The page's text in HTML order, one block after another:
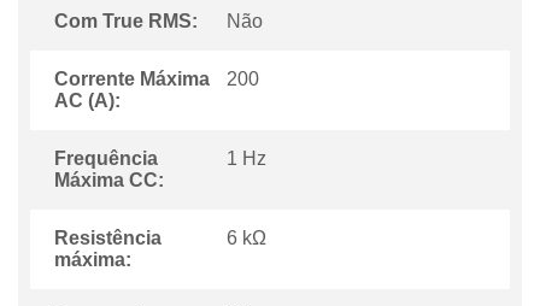
Com True RMS: Não
Corrente Máxima
AC (A):
200
Frequência
Máxima CC:
1 Hz
Resistência
máxima:
6 kΩ